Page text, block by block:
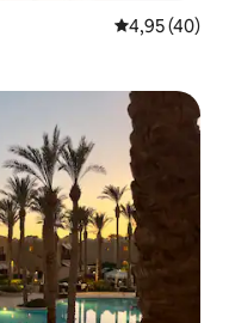
Classificação
4,95 (40)